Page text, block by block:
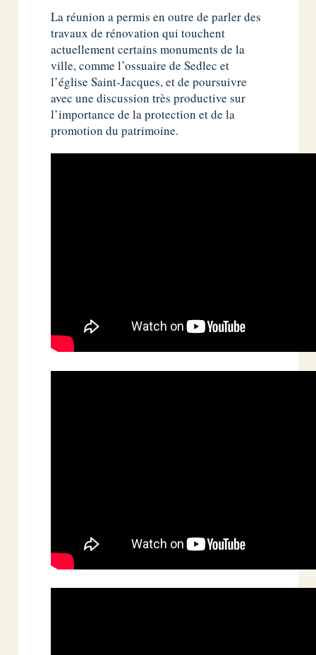
La réunion a permis en outre de parler des
travaux de rénovation qui touchent
actuellement certains monuments de la
ville, comme l’ossuaire de Sedlec et
l’église Saint-Jacques, et de poursuivre
avec une discussion très productive sur
l’importance de la protection et de la
promotion du patrimoine.